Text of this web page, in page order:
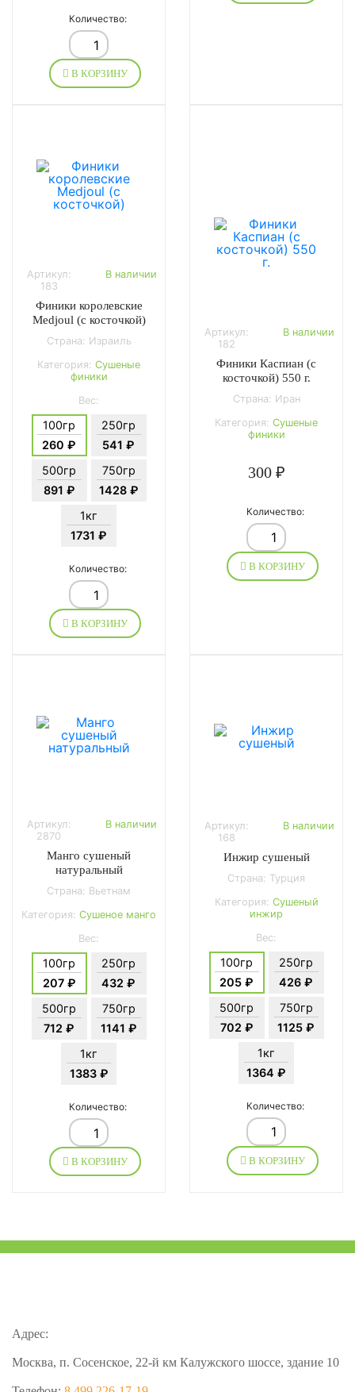
Количество:
В КОРЗИНУ
Артикул:
183
В наличии
Финики королевские
Medjoul (с косточкой)
Страна: Израиль
Категория: Сушеные
финики
Вес:
100гр
260 ₽
250гр
541 ₽
500гр
891 ₽
750гр
1428 ₽
1кг
1731 ₽
Количество:
В КОРЗИНУ
Артикул:
182
В наличии
Финики Каспиан (с
косточкой) 550 г.
Страна: Иран
Категория: Сушеные
финики
300 ₽
Количество:
В КОРЗИНУ
Артикул:
2870
В наличии
Манго сушеный
натуральный
Страна: Вьетнам
Категория: Сушеное манго
Вес:
100гр
207 ₽
250гр
432 ₽
500гр
712 ₽
750гр
1141 ₽
1кг
1383 ₽
Количество:
В КОРЗИНУ
Артикул:
168
В наличии
Инжир сушеный
Страна: Турция
Категория: Сушеный
инжир
Вес:
100гр
205 ₽
250гр
426 ₽
500гр
702 ₽
750гр
1125 ₽
1кг
1364 ₽
Количество:
В КОРЗИНУ
Адрес:
Москва, п. Сосенское, 22-й км Калужского шоссе, здание 10